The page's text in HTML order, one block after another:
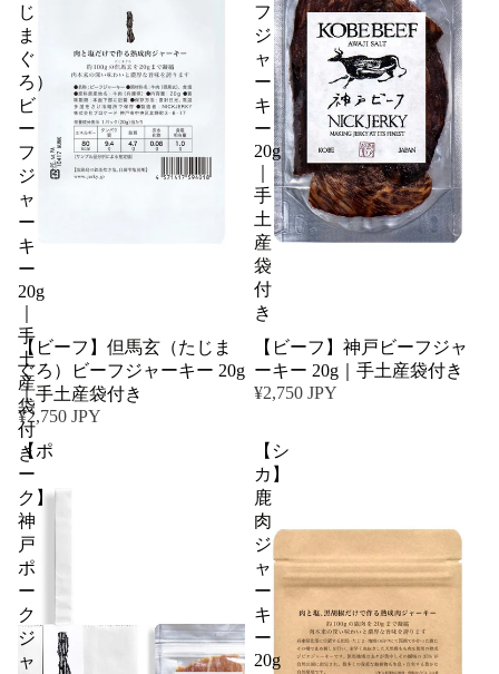
じ
ま
ぐ
ろ）
ビ
ー
フ
ジ
ャ
ー
キ
ー
20g
手
土
産
袋
付
き
【ビーフ】但馬玄（たじま
ぐろ）ビーフジャーキー 20g
｜手土産袋付き
¥2,750 JPY
フ
ジ
ャ
ー
キ
ー
20g
手
土
産
袋
付
き
【ビーフ】神戸ビーフジャ
ーキー 20g｜手土産袋付き
¥2,750 JPY
【ポ
ー
ク】
神
戸
ポ
ー
ク
ジ
ャ
【シ
カ】
鹿
肉
ジ
ャ
ー
キ
ー
20g